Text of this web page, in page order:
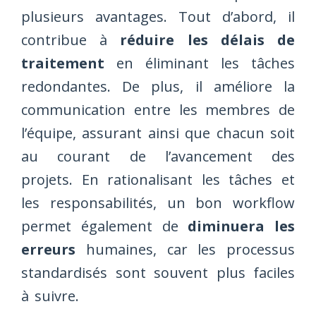
plusieurs avantages. Tout d’abord, il
contribue à réduire les délais de
traitement en éliminant les tâches
redondantes. De plus, il améliore la
communication entre les membres de
l’équipe, assurant ainsi que chacun soit
au courant de l’avancement des
projets. En rationalisant les tâches et
les responsabilités, un bon workflow
permet également de diminuera les
erreurs humaines, car les processus
standardisés sont souvent plus faciles
à suivre.